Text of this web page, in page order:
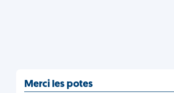
Merci les potes